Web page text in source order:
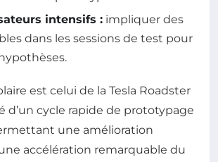
intensifs : impliquer des
dans les sessions de test pour
est celui de la Tesla Roadster
d’un cycle rapide de prototypage
une amélioration
accélération remarquable du